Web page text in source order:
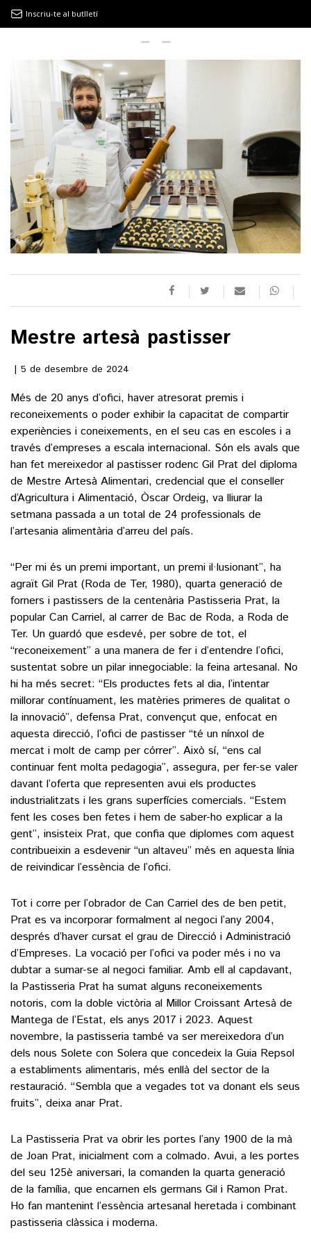
EL CLÀSSIC | ALBERT PLA
“LA VIDA ÉS COM LA MAR: SEMPRE BUSCA L’EQUILIBRI”
NOVETATS DISCOGRÀFIQUES
EL CLÀSSIC | ELS 3 TAMBORS
TEMÀTIQUES
()
POLÍTICA
SOCIETAT
ECONOMIA
VEURE TOTES
ESPORTS
FUTBOL
HOQUEI PATINS
VEURE TOTES
CULTURA
ARTS ESCÈNIQUES
CULTURA POPULAR
CALAIX
VEURE TOTES
SUPLEMENTS
FOTOGALERIES
AGENDA
BLOGOSFERA
Inscriu-te al butlletí
Mestre artesà pastisser
5 de desembre de 2024
Més de 20 anys d’ofici, haver atresorat premis i
reconeixements o poder exhibir la capacitat de compartir
experiències i coneixements, en el seu cas en escoles i a
través d’empreses a escala internacional. Són els avals que
han fet mereixedor al pastisser rodenc Gil Prat del diploma
de Mestre Artesà Alimentari, credencial que el conseller
d’Agricultura i Alimentació, Òscar Ordeig, va lliurar la
setmana passada a un total de 24 professionals de
l’artesania alimentària d’arreu del país.
“Per mi és un premi important, un premi il·lusionant”, ha
agraït Gil Prat (Roda de Ter, 1980), quarta generació de
forners i pastissers de la centenària Pastisseria Prat, la
popular Can Carriel, al carrer de Bac de Roda, a Roda de
Ter. Un guardó que esdevé, per sobre de tot, el
“reconeixement” a una manera de fer i d’entendre l’ofici,
sustentat sobre un pilar innegociable: la feina artesanal. No
hi ha més secret: “Els productes fets al dia, l’intentar
millorar contínuament, les matèries primeres de qualitat o
la innovació”, defensa Prat, convençut que, enfocat en
aquesta direcció, l’ofici de pastisser “té un nínxol de
mercat i molt de camp per córrer”. Això sí, “ens cal
continuar fent molta pedagogia”, assegura, per fer-se valer
davant l’oferta que representen avui els productes
industrialitzats i les grans superfícies comercials. “Estem
fent les coses ben fetes i hem de saber-ho explicar a la
gent”, insisteix Prat, que confia que diplomes com aquest
contribueixin a esdevenir “un altaveu” més en aquesta línia
de reivindicar l’essència de l’ofici.
Tot i corre per l’obrador de Can Carriel des de ben petit,
Prat es va incorporar formalment al negoci l’any 2004,
després d’haver cursat el grau de Direcció i Administració
d’Empreses. La vocació per l’ofici va poder més i no va
dubtar a sumar-se al negoci familiar. Amb ell al capdavant,
la Pastisseria Prat ha sumat alguns reconeixements
notoris, com la doble victòria al Millor Croissant Artesà de
Mantega de l’Estat, els anys 2017 i 2023. Aquest
novembre, la pastisseria també va ser mereixedora d’un
dels nous Solete con Solera que concedeix la Guia Repsol
a establiments alimentaris, més enllà del sector de la
restauració. “Sembla que a vegades tot va donant els seus
fruits”, deixa anar Prat.
La Pastisseria Prat va obrir les portes l’any 1900 de la mà
de Joan Prat, inicialment com a colmado. Avui, a les portes
del seu 125è aniversari, la comanden la quarta generació
de la família, que encarnen els germans Gil i Ramon Prat.
Ho fan mantenint l’essència artesanal heretada i combinant
pastisseria clàssica i moderna.